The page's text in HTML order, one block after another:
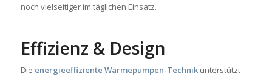
noch vielseitiger im täglichen Einsatz.
Effizienz & Design
Die energieeffiziente Wärmepumpen-Technikunterstützt